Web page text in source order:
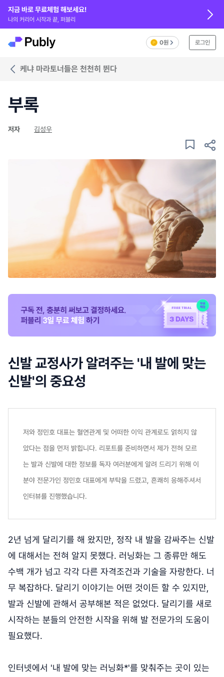
지금 바로 무료체험 해보세요!
나의 커리어 시작과 끝, 퍼블리
0원 로그인
케냐 마라토너들은 천천히 뛴다
부록
저자 김성우
신발 교정사가 알려주는 '내 발에 맞는
신발'의 중요성
저와 정민호 대표는 혈연관계 및 어떠한 이익 관계로도 얽히지 않
았다는 점을 먼저 밝힙니다. 리포트를 준비하면서 제가 전혀 모르
는 발과 신발에 대한 정보를 독자 여러분에게 알려 드리기 위해 이
분야 전문가인 정민호 대표에게 부탁을 드렸고, 흔쾌히 응해주셔서
인터뷰를 진행했습니다.
2년 넘게 달리기를 해 왔지만, 정작 내 발을 감싸주는 신발
에 대해서는 전혀 알지 못했다. 러닝화는 그 종류만 해도
수백 개가 넘고 각각 다른 자격조건과 기술을 자랑한다. 너
무 복잡하다. 달리기 이야기는 어떤 것이든 할 수 있지만,
발과 신발에 관해서 공부해본 적은 없었다. 달리기를 새로
시작하는 분들의 안전한 시작을 위해 발 전문가의 도움이
필요했다.
인터넷에서 '내 발에 맞는 러닝화*'를 맞춰주는 곳이 있는